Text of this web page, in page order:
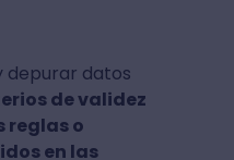
depurar datos
de validez
reglas o
en las